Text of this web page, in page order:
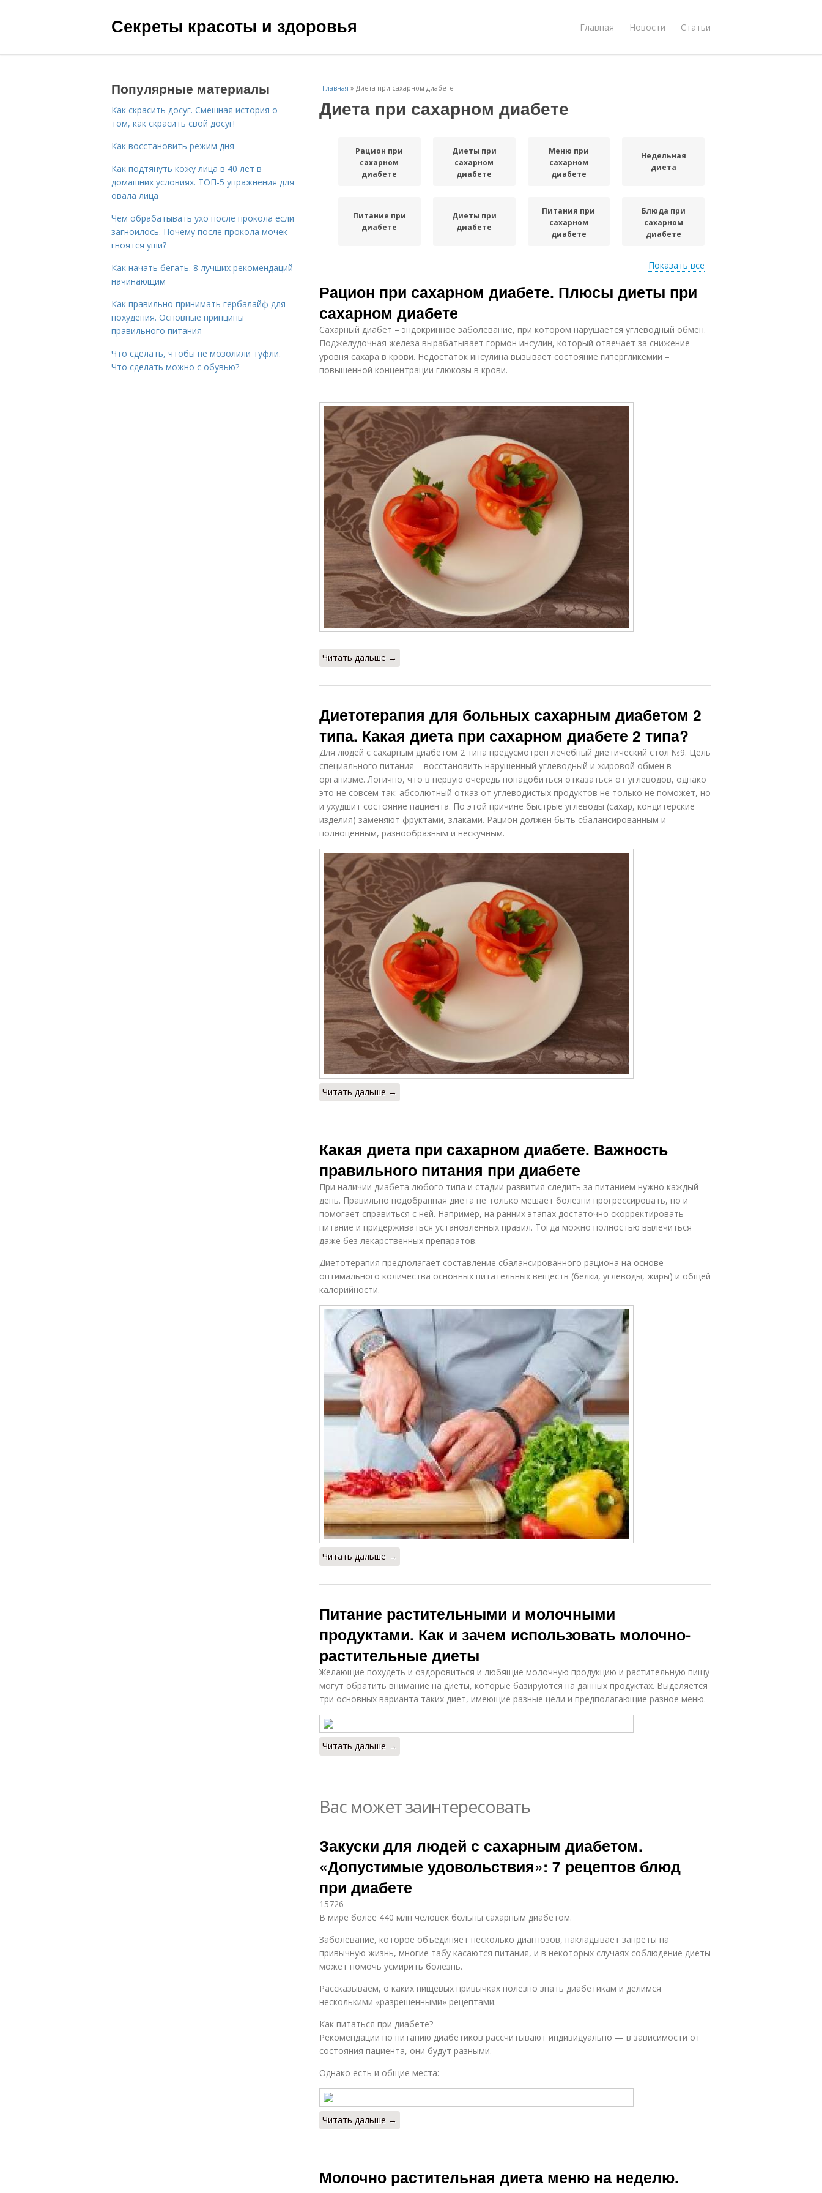
Секреты красоты и здоровья Главная Новости Статьи
Главная » Диета при сахарном диабете
Диета при сахарном диабете
Рацион при
сахарном
диабете
Диеты при
сахарном
диабете
Меню при
сахарном
диабете
Недельная
диета
Питание при
диабете
Диеты при
диабете
Питания при
сахарном
диабете
Блюда при
сахарном
диабете
диабеты
диабете
диабетиков
диабете
Ежедневная
диета
Молочно-
растительная
диета
Молочно-
овощная диета
Молочно-
фруктовая
диета
Показать все
Рацион при сахарном диабете. Плюсы диеты при
сахарном диабете
Сахарный диабет – эндокринное заболевание, при котором нарушается углеводный обмен.
Поджелудочная железа вырабатывает гормон инсулин, который отвечает за снижение
уровня сахара в крови. Недостаток инсулина вызывает состояние гипергликемии –
повышенной концентрации глюкозы в крови.
Читать дальше →
Диетотерапия для больных сахарным диабетом 2
типа. Какая диета при сахарном диабете 2 типа?
Для людей с сахарным диабетом 2 типа предусмотрен лечебный диетический стол №9. Цель
специального питания – восстановить нарушенный углеводный и жировой обмен в
организме. Логично, что в первую очередь понадобиться отказаться от углеводов, однако
это не совсем так: абсолютный отказ от углеводистых продуктов не только не поможет, но
и ухудшит состояние пациента. По этой причине быстрые углеводы (сахар, кондитерские
изделия) заменяют фруктами, злаками. Рацион должен быть сбалансированным и
полноценным, разнообразным и нескучным.
Читать дальше →
Какая диета при сахарном диабете. Важность
правильного питания при диабете
При наличии диабета любого типа и стадии развития следить за питанием нужно каждый
день. Правильно подобранная диета не только мешает болезни прогрессировать, но и
помогает справиться с ней. Например, на ранних этапах достаточно скорректировать
питание и придерживаться установленных правил. Тогда можно полностью вылечиться
даже без лекарственных препаратов.
Диетотерапия предполагает составление сбалансированного рациона на основе
оптимального количества основных питательных веществ (белки, углеводы, жиры) и общей
калорийности.
Читать дальше →
Питание растительными и молочными
продуктами. Как и зачем использовать молочно-
растительные диеты
Желающие похудеть и оздоровиться и любящие молочную продукцию и растительную пищу
могут обратить внимание на диеты, которые базируются на данных продуктах. Выделяется
три основных варианта таких диет, имеющие разные цели и предполагающие разное меню.
Читать дальше →
Вас может заинтересовать
Закуски для людей с сахарным диабетом.
«Допустимые удовольствия»: 7 рецептов блюд
при диабете
15726
В мире более 440 млн человек больны сахарным диабетом.
Заболевание, которое объединяет несколько диагнозов, накладывает запреты на
привычную жизнь, многие табу касаются питания, и в некоторых случаях соблюдение диеты
может помочь усмирить болезнь.
Рассказываем, о каких пищевых привычках полезно знать диабетикам и делимся
несколькими «разрешенными» рецептами.
Как питаться при диабете?
Рекомендации по питанию диабетиков рассчитывают индивидуально — в зависимости от
состояния пациента, они будут разными.
Однако есть и общие места:
Читать дальше →
Молочно растительная диета меню на неделю.
Популярные материалы
Как скрасить досуг. Смешная история о
том, как скрасить свой досуг!
Как восстановить режим дня
Как подтянуть кожу лица в 40 лет в
домашних условиях. ТОП-5 упражнения для
овала лица
Чем обрабатывать ухо после прокола если
загноилось. Почему после прокола мочек
гноятся уши?
Как начать бегать. 8 лучших рекомендаций
начинающим
Как правильно принимать гербалайф для
похудения. Основные принципы
правильного питания
Что сделать, чтобы не мозолили туфли.
Что сделать можно с обувью?